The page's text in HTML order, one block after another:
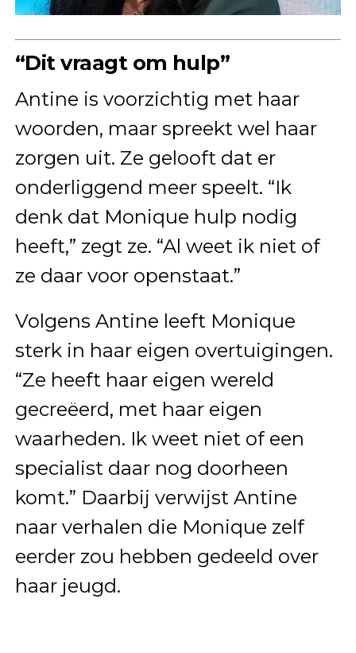
“Dit vraagt om hulp”
Antine is voorzichtig met haar
woorden, maar spreekt wel haar
zorgen uit. Ze gelooft dat er
onderliggend meer speelt. “Ik
denk dat Monique hulp nodig
heeft,” zegt ze. “Al weet ik niet of
ze daar voor openstaat.”
Volgens Antine leeft Monique
sterk in haar eigen overtuigingen.
“Ze heeft haar eigen wereld
gecreëerd, met haar eigen
waarheden. Ik weet niet of een
specialist daar nog doorheen
komt.” Daarbij verwijst Antine
naar verhalen die Monique zelf
eerder zou hebben gedeeld over
haar jeugd.